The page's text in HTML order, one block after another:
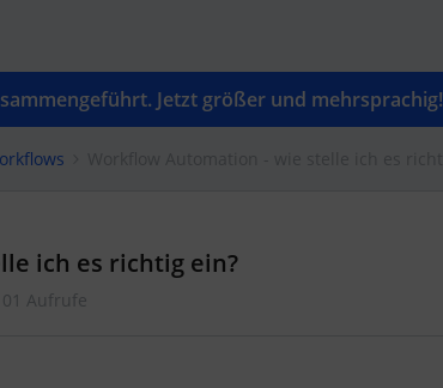
Jetzt größer und
ich es richtig ein?
Aufrufe